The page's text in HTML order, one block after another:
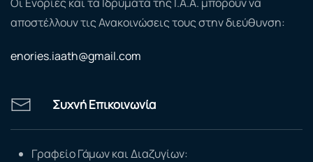
αποστέλλουν τις Ανακοινώσεις τους στην διεύθυνση:
enories.iaath@gmail.com
Συχνή Επικοινωνία
Γραφείο Γάμων και Διαζυγίων: